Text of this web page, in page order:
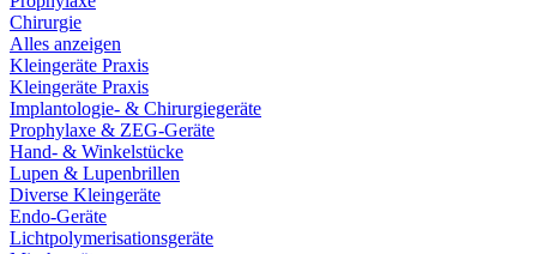
Chirurgie
Alles anzeigen
Kleingeräte Praxis
Kleingeräte Praxis
Implantologie- & Chirurgiegeräte
Prophylaxe & ZEG-Geräte
Hand- & Winkelstücke
Lupen & Lupenbrillen
Diverse Kleingeräte
Endo-Geräte
Lichtpolymerisationsgeräte